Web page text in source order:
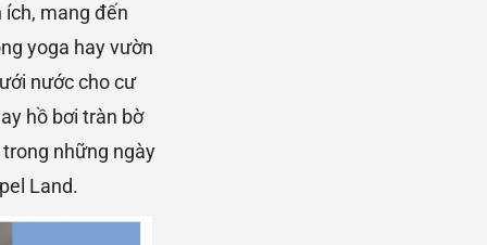
mang đến
yoga hay vườn
nước cho cư
hồ bơi tràn bờ
những ngày
Land.